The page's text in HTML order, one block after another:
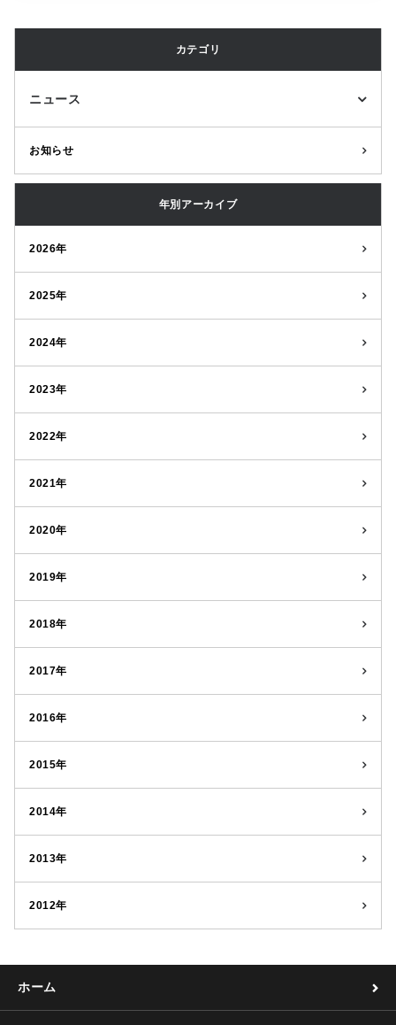
カテゴリ
ニュース
お知らせ
年別アーカイブ
2026年
2025年
2024年
2023年
2022年
2021年
2020年
2019年
2018年
2017年
2016年
2015年
2014年
2013年
2012年
ホーム